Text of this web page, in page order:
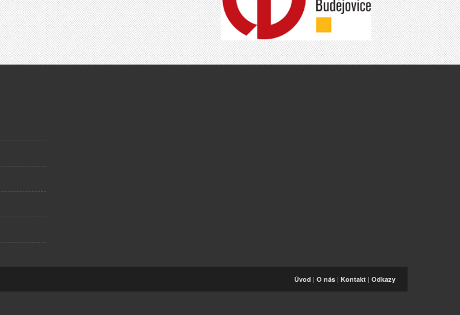
Úvod | O nás | Kontakt | Odkazy